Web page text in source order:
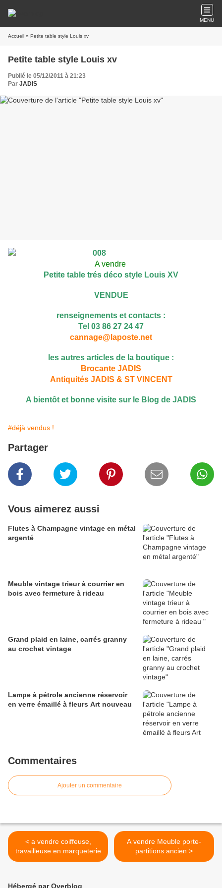
MENU
Accueil » Petite table style Louis xv
Petite table style Louis xv
Publié le 05/12/2011 à 21:23
Par JADIS
A vendre
Petite table trés déco style Louis XV
VENDUE
renseignements et contacts :
Tel 03 86 27 24 47
cannage@laposte.net
les autres articles de la boutique :
Brocante JADIS
Antiquités JADIS & ST VINCENT
A bientôt et bonne visite sur le Blog de JADIS
#déjà vendus !
Partager
Vous aimerez aussi
Flutes à Champagne vintage en métal
argenté
Meuble vintage trieur à courrier en
bois avec fermeture à rideau
Grand plaid en laine, carrés granny
au crochet vintage
Lampe à pétrole ancienne réservoir
en verre émaillé à fleurs Art nouveau
Commentaires
Ajouter un commentaire
< a vendre coiffeuse,
travailleuse en marqueterie
A vendre Meuble porte-
partitions ancien >
Hébergé par Overblog